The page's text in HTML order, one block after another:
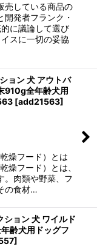
売している商品の
発者フランク・
に議論して選び
スに一切の妥協
ョン 犬 アウトバ
910g全年齢犬用
[add21563]
燥フード）とは
燥フード）とは、
。肉類や野菜、フ
の食材…
ョン 犬 ワイルド
齢犬用ドッグフ
]